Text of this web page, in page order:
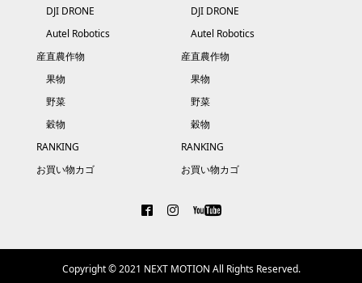
DJI DRONE
Autel Robotics
産直農作物
果物
野菜
穀物
RANKING
お買い物カゴ
DJI DRONE
Autel Robotics
産直農作物
果物
野菜
穀物
RANKING
お買い物カゴ
Copyright © 2021 NEXT MOTION All Rights Reserved.